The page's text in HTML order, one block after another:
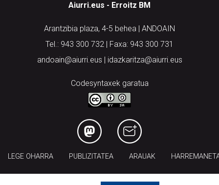
Aiurri.eus - Erroitz BM
Arantzibia plaza, 4-5 behea | ANDOAIN
Tel.: 943 300 732 | Faxa: 943 300 731
andoain@aiurri.eus | idazkaritza@aiurri.eus
Codesyntaxek garatua
LEGE OHARRA PUBLIZITATEA ARAUAK